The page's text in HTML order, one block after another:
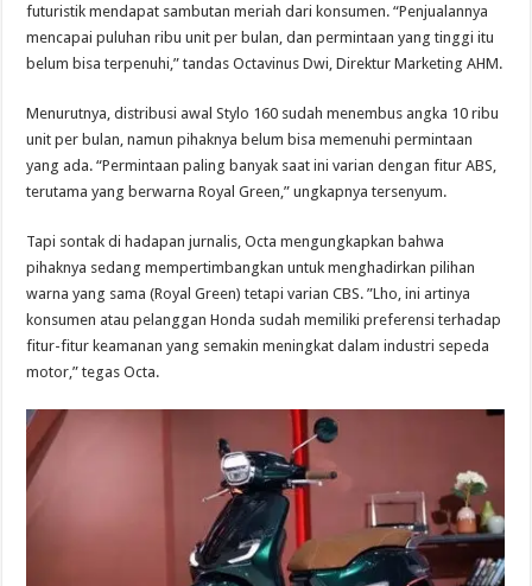
futuristik mendapat sambutan meriah dari konsumen. “Penjualannya
mencapai puluhan ribu unit per bulan, dan permintaan yang tinggi itu
belum bisa terpenuhi,” tandas Octavinus Dwi, Direktur Marketing AHM.
Menurutnya, distribusi awal Stylo 160 sudah menembus angka 10 ribu
unit per bulan, namun pihaknya belum bisa memenuhi permintaan
yang ada. “Permintaan paling banyak saat ini varian dengan fitur ABS,
terutama yang berwarna Royal Green,” ungkapnya tersenyum.
Tapi sontak di hadapan jurnalis, Octa mengungkapkan bahwa
pihaknya sedang mempertimbangkan untuk menghadirkan pilihan
warna yang sama (Royal Green) tetapi varian CBS. ”Lho, ini artinya
konsumen atau pelanggan Honda sudah memiliki preferensi terhadap
fitur-fitur keamanan yang semakin meningkat dalam industri sepeda
motor,” tegas Octa.